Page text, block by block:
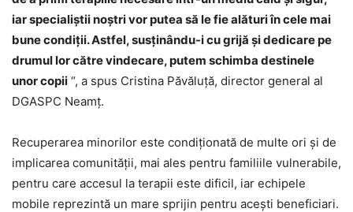
iar specialiștii noștri vor putea să le fie alături în cele mai
bune condiții. Astfel, susținându-i cu grijă și dedicare pe
drumul lor către vindecare, putem schimba destinele
unor copii “, a spus Cristina Păvăluță, director general al
DGASPC Neamț.
Recuperarea minorilor este condiționată de multe ori și de
implicarea comunității, mai ales pentru familiile vulnerabile,
pentru care accesul la terapii este dificil, iar echipele
mobile reprezintă un mare sprijin pentru acești beneficiari.